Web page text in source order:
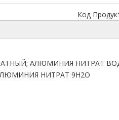
Код
АЛЮМИНИЯ
НИТРАТ 9H2O